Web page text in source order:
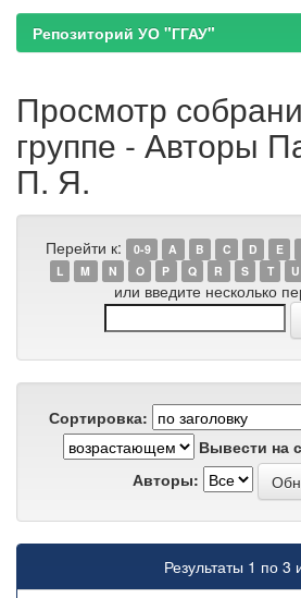
Репозиторий УО "ГГАУ"
Просмотр
группе - Авторы
П. Я.
Перейти к: 0-9 A B C D E
L
M N O P Q R S T U
или введите несколько
Сортировка:
Вывести на
Авторы:
Результаты 1 по 3